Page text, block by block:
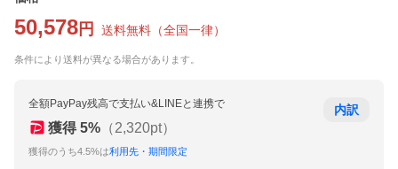
50,578 円 送料無料 （全国一律）
条件により送料が異なる場合があります。
全額PayPay残高で支払い&LINEと連携で
獲得 5% （2,320pt）
獲得のうち4.5%は利用先・期間限定
内訳